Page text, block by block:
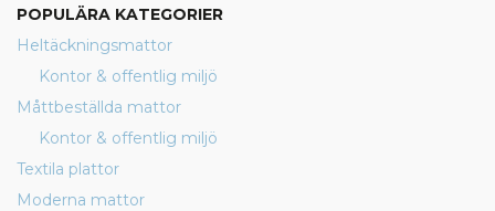
POPULÄRA KATEGORIER
Heltäckningsmattor
Kontor & offentlig miljö
Måttbeställda mattor
Kontor & offentlig miljö
Textila plattor
Moderna mattor